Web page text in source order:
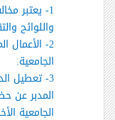
1- يعتبر
واللوائح
2- الأعمال
الجامعية.
3- تعطيل
المدبر عن
الجامعية